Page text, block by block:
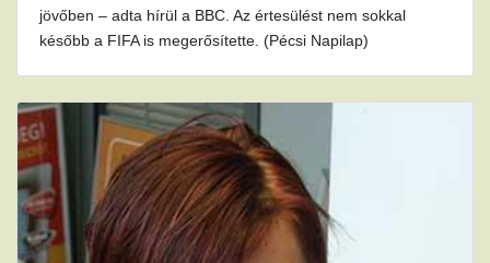
jövőben – adta hírül a BBC. Az értesülést nem sokkal
később a FIFA is megerősítette. (Pécsi Napilap)